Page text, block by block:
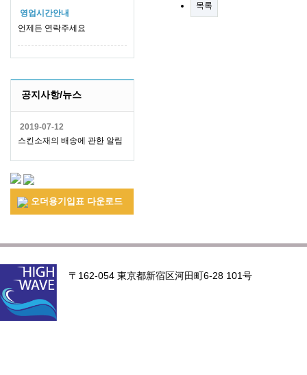
영업시간안내
언제든 연락주세요
공지사항/뉴스
2019-07-12
스킨소재의 배송에 관한 알림
오더용기입표 다운로드
목록
〒162-054 東京都新宿区河田町6-28 101号